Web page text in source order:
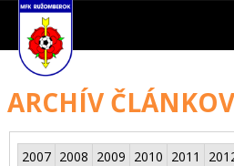
ARCHÍV ČLÁNKOV
2007 2008 2009 2010 2011